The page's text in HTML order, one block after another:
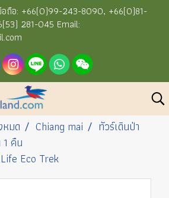
อถือ: +66(0)99-243-8090, +66(0)81-
281-045 Email:
มด Chiang mai
ทัวร์เดินป่า
1 คืน
Eco Trek